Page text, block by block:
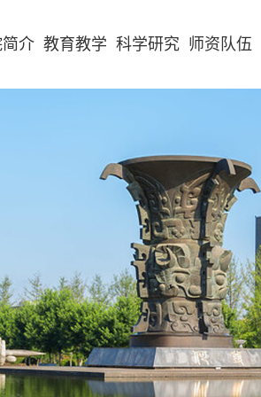
介 教育教学 科学研究 师资队伍